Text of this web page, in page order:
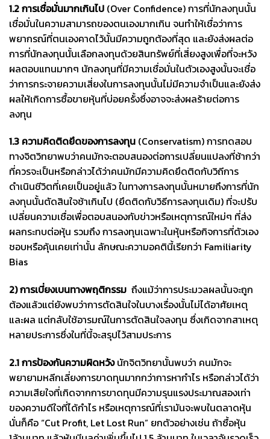
1.2 การเชื่อมั่นมากเกินไป (Over Confidence) การที่นักลงทุนนั้น
เชื่อมั่นในความสามารถของตนเองมากเกิน จนทำให้เชื่อว่าการ
พยากรณ์ที่ตนเองคาดไว้นั้นมีความถูกต้องที่สุด และยังส่งผลต่อ
การที่นักลงทุนนั้นเลือกลงทุนด้วยสินทรัพย์ที่เสี่ยงสูงเพื่อที่จะหวัง
ผลตอบแทนมากๆ นักลงทุนที่มีความเชื่อมั่นในตัวเองสูงนั้นจะเชื่อ
ว่าการกระจายความเสี่ยงในการลงทุนนั้นไม่มีความจำเป็นและยังส่ง
ผลให้เกิดการซื้อขายหุ้นที่บ่อยครั้งซึ่งอาจจะส่งผลร้ายต่อการ
ลงทุน
1.3 ความคิดติดยึดของการลงทุน (Conservatism) การทดสอบ
ทางจิตวิทยาพบว่าคนมักจะตอบสนองต่อการเปลี่ยนแปลงที่ช้ากว่า
ที่ควรจะเป็นหรือกล่าวได้ว่าคนมักมีความคิดยึดติดกับวิถีการ
ดำเนินชีวิตที่เคยเป็นอยู่แล้ว ในทางการลงทุนนั้นหมายถึงการที่นัก
ลงทุนนั้นตัดสินใจช้าเกินไป (ยึดติดกับวิธีการลงทุนเดิม) ที่จะปรับ
เปลี่ยนความเชื่อเพื่อตอบสนองกับข่าวหรือเหตุการณ์ใหม่ๆ ที่ส่ง
ผลกระทบต่อหุ้น รวมถึง การลงทุนเฉพาะในหุ้นหรือกิจการที่ตัวเอง
ชอบหรือคุ้นเคยเท่านั้น ลักษณะความอคตินี้เรียกว่า Familiarity
Bias
2) การเบี่ยงเบนทางพฤติกรรม ถึงแม้ว่าการประมวลผลนั้นจะถูก
ต้องแล้วแต่ยังพบว่าการตัดสินใจในบางเรื่องนั้นไม่ได้อาศัยเหตุ
และผล แต่กลับใช้อารมณ์ในการตัดสินใจลงทุน ซึ่งเกิดจากสาเหตุ
หลายประการซึ่งในที่นี้จะสรุปไว้สามประการ
2.1 การป้องกันความผิดหวังนักจิตวิทยานั้นพบว่า คนมักจะ
พยายามหลีกเลี่ยงการขาดทุนมากกว่าการหากำไร หรือกล่าวได้ว่า
ความเสียใจที่เกิดจากการขาดทุนมีความรุนแรงประมาณสองเท่า
ของความดีใจที่ได้กำไร หรือเหตุการณ์ที่เรามันจะพบในตลาดหุ้น
นั่นก็คือ “Cut Profit, Let Lost Run” ยกตัวอย่างเช่น ถ้าซื้อหุ้น